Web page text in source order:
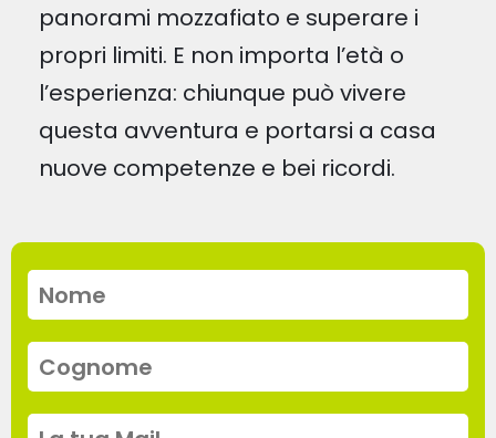
panorami mozzafiato e superare i
propri limiti. E non importa l’età o
l’esperienza: chiunque può vivere
questa avventura e portarsi a casa
nuove competenze e bei ricordi.